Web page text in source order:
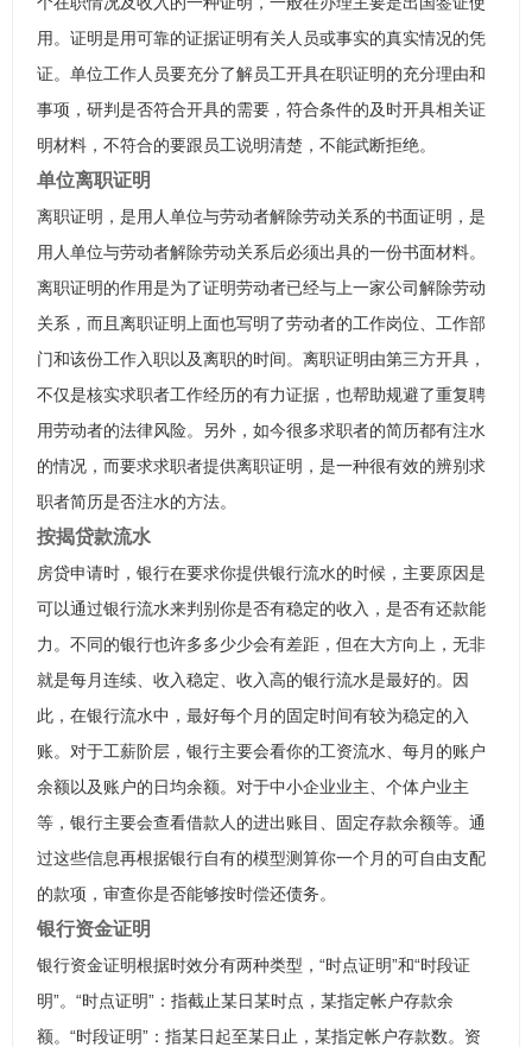
用。证明是用可靠的证据证明有关人员或事实的真实情况的凭
证。单位工作人员要充分了解员工开具在职证明的充分理由和
事项，研判是否符合开具的需要，符合条件的及时开具相关证
明材料，不符合的要跟员工说明清楚，不能武断拒绝。
单位离职证明
离职证明，是用人单位与劳动者解除劳动关系的书面证明，是
用人单位与劳动者解除劳动关系后必须出具的一份书面材料。
离职证明的作用是为了证明劳动者已经与上一家公司解除劳动
关系，而且离职证明上面也写明了劳动者的工作岗位、工作部
门和该份工作入职以及离职的时间。离职证明由第三方开具，
不仅是核实求职者工作经历的有力证据，也帮助规避了重复聘
用劳动者的法律风险。另外，如今很多求职者的简历都有注水
的情况，而要求求职者提供离职证明，是一种很有效的辨别求
职者简历是否注水的方法。
按揭贷款流水
房贷申请时，银行在要求你提供银行流水的时候，主要原因是
可以通过银行流水来判别你是否有稳定的收入，是否有还款能
力。不同的银行也许多多少少会有差距，但在大方向上，无非
就是每月连续、收入稳定、收入高的银行流水是最好的。因
此，在银行流水中，最好每个月的固定时间有较为稳定的入
账。对于工薪阶层，银行主要会看你的工资流水、每月的账户
余额以及账户的日均余额。对于中小企业业主、个体户业主
等，银行主要会查看借款人的进出账目、固定存款余额等。通
过这些信息再根据银行自有的模型测算你一个月的可自由支配
的款项，审查你是否能够按时偿还债务。
银行资金证明
银行资金证明根据时效分有两种类型，“时点证明”和“时段证
明”。“时点证明”：指截止某日某时点，某指定帐户存款余
额。“时段证明”：指某日起至某日止，某指定帐户存款数。资